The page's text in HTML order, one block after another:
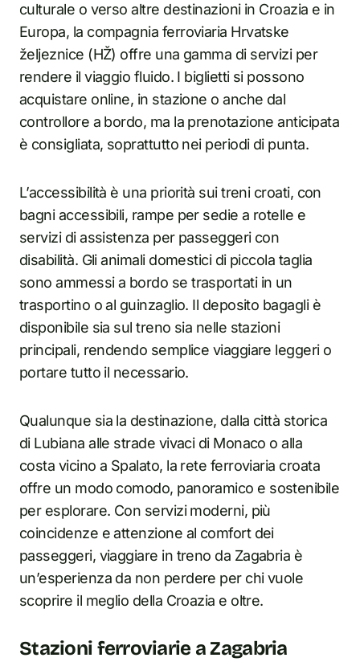
culturale o verso altre destinazioni in Croazia e in
Europa, la compagnia ferroviaria Hrvatske
željeznice (HŽ) offre una gamma di servizi per
rendere il viaggio fluido. I biglietti si possono
acquistare online, in stazione o anche dal
controllore a bordo, ma la prenotazione anticipata
è consigliata, soprattutto nei periodi di punta.
L’accessibilità è una priorità sui treni croati, con
bagni accessibili, rampe per sedie a rotelle e
servizi di assistenza per passeggeri con
disabilità. Gli animali domestici di piccola taglia
sono ammessi a bordo se trasportati in un
trasportino o al guinzaglio. Il deposito bagagli è
disponibile sia sul treno sia nelle stazioni
principali, rendendo semplice viaggiare leggeri o
portare tutto il necessario.
Qualunque sia la destinazione, dalla città storica
di Lubiana alle strade vivaci di Monaco o alla
costa vicino a Spalato, la rete ferroviaria croata
offre un modo comodo, panoramico e sostenibile
per esplorare. Con servizi moderni, più
coincidenze e attenzione al comfort dei
passeggeri, viaggiare in treno da Zagabria è
un’esperienza da non perdere per chi vuole
scoprire il meglio della Croazia e oltre.
Stazioni ferroviarie a Zagabria